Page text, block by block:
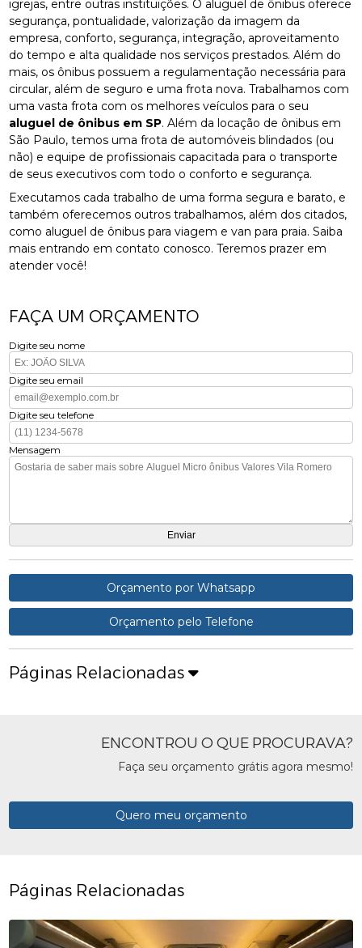
igrejas, entre outras instituições. O aluguel de ônibus oferece
segurança, pontualidade, valorização da imagem da
empresa, conforto, segurança, integração, aproveitamento
do tempo e alta qualidade nos serviços prestados. Além do
mais, os ônibus possuem a regulamentação necessária para
circular, além de seguro e uma frota nova. Trabalhamos com
uma vasta frota com os melhores veículos para o seu
aluguel de ônibus em SP. Além da locação de ônibus em
São Paulo, temos uma frota de automóveis blindados (ou
não) e equipe de profissionais capacitada para o transporte
de seus executivos com todo o conforto e segurança.
Executamos cada trabalho de uma forma segura e barato, e
também oferecemos outros trabalhamos, além dos citados,
como aluguel de ônibus para viagem e van para praia. Saiba
mais entrando em contato conosco. Teremos prazer em
atender você!
FAÇA UM ORÇAMENTO
Digite seu nome
Digite seu email
Digite seu telefone
Mensagem
Orçamento por Whatsapp
Orçamento pelo Telefone
Páginas Relacionadas
ENCONTROU O QUE PROCURAVA?
Faça seu orçamento grátis agora mesmo!
Quero meu orçamento
Páginas Relacionadas